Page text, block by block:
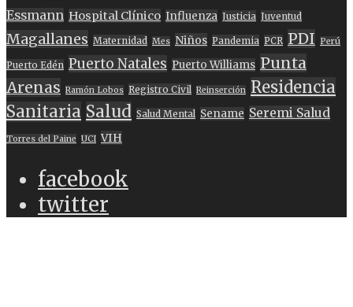
Essmann Hospital Clínico Influenza Justicia Juventud
Magallanes Maternidad Mes Niños Pandemia PCR PDI Perú
Puerto Edén Puerto Natales Puerto Williams Punta
Arenas Ramón Lobos Registro Civil Reinserción Residencia
Sanitaria Salud Salud Mental Sename Seremi Salud
Torres del Paine UCI VIH
facebook
twitter